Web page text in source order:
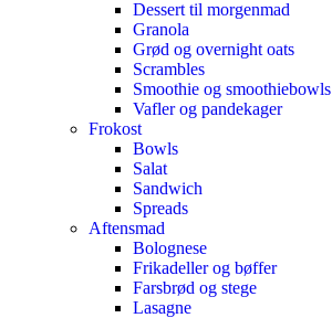
Dessert til morgenmad
Granola
Grød og overnight oats
Scrambles
Smoothie og smoothiebowls
Vafler og pandekager
Frokost
Bowls
Salat
Sandwich
Spreads
Aftensmad
Bolognese
Frikadeller og bøffer
Farsbrød og stege
Lasagne